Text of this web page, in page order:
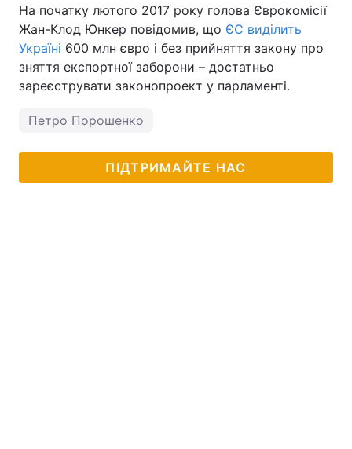
На початку лютого 2017 року голова Єврокомісії
Жан-Клод Юнкер повідомив, що ЄС виділить
Україні 600 млн євро і без прийняття закону про
зняття експортної заборони – достатньо
зареєструвати законопроект у парламенті.
Петро Порошенко
ПІДТРИМАЙТЕ НАС